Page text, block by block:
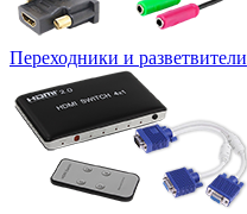
Переходники и разветвители